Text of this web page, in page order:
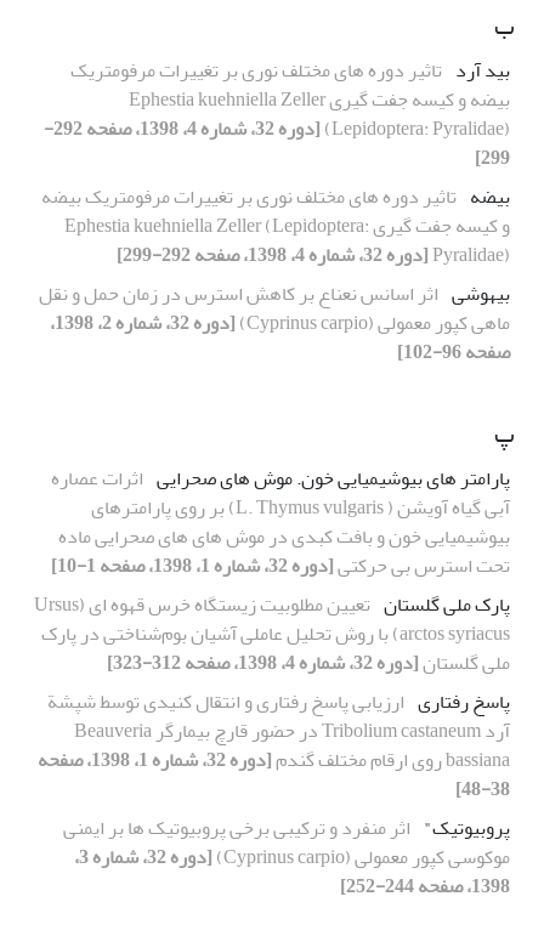
ب
بید آرد تاثیر دوره های مختلف نوری بر تغییرات مرفومتریک
بیضه و کیسه جفت گیری Ephestia kuehniella Zeller
(Lepidoptera: Pyralidae)
[دوره 32، شماره 4، 1398، صفحه 292-
299]
بیضه تاثیر دوره های مختلف نوری بر تغییرات مرفومتریک بیضه
و کیسه جفت گیری Ephestia kuehniella Zeller (Lepidoptera:
Pyralidae)[دوره 32، شماره 4، 1398، صفحه 292-299]
بیهوشی اثر اسانس نعناع بر کاهش استرس در زمان حمل و نقل
ماهی کپور معمولی (Cyprinus carpio)
[دوره 32، شماره 2، 1398،
صفحه 96-102]
پ
پارامتر های بیوشیمیایی خون. موش های صحرایی اثرات عصاره
آبی گیاه آویشن ( L. Thymus vulgaris) بر روی پارامترهای
بیوشیمیایی خون و بافت کبدی در موش های های صحرایی ماده
تحت استرس بی حرکتی[دوره 32، شماره 1، 1398، صفحه 1-10]
پارک ملی گلستان
تعیین مطلوبیت زیستگاه خرس قهوه ای (Ursus
arctos syriacus) با روش تحلیل عاملی آشیان بوم‌شناختی در پارک
ملی گلستان[دوره 32، شماره 4، 1398، صفحه 312-323]
پاسخ رفتاری ارزیابی پاسخ رفتاری و انتقال کنیدی توسط شپشة
آرد Tribolium castaneum در حضور قارچ بیمارگر Beauveria
bassiana روی ارقام مختلف گندم
[دوره 32، شماره 1، 1398، صفحه
38-48]
پروبیوتیک" اثر منفرد و ترکیبی برخی پروبیوتیک ها بر ایمنی
موکوسی کپور معمولی (Cyprinus carpio)
[دوره 32، شماره 3،
1398، صفحه 244-252]